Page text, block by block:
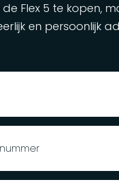
Flex 5 te kopen,
en persoonlijk